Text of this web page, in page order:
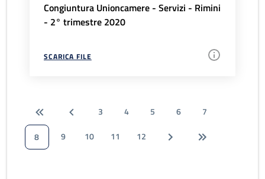
Congiuntura Unioncamere - Servizi - Rimini
- 2° trimestre 2020
SCARICA FILE
3 4 5 6
7
8
9 10 11 12